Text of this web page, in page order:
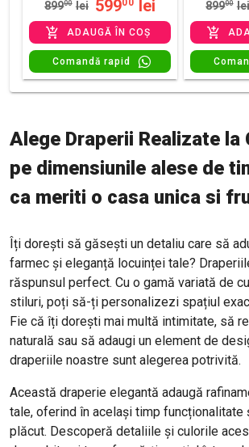
89900 lei 59900 lei
ADAUGĂ ÎN COȘ
Comandă rapid
89900 lei
Alege Draperii Realizate la
pe dimensiunile alese de
ca meriti o casa unica si
Îți dorești să găsești un detaliu care să
farmec și eleganță locuinței tale?
răspunsul perfect. Cu o gamă variată de
stiluri, poți să-ți personalizezi spațiul
Fie că îți dorești mai multă intimitate, să
naturală sau să adaugi un element de
draperiile noastre sunt alegerea potrivită.
Această draperie elegantă adaugă
tale, oferind în același timp funcționalitate
plăcut. Descoperă detaliile și culorile